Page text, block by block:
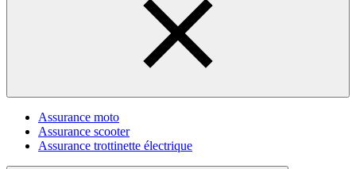
Assurance moto
Assurance scooter
Assurance trottinette électrique